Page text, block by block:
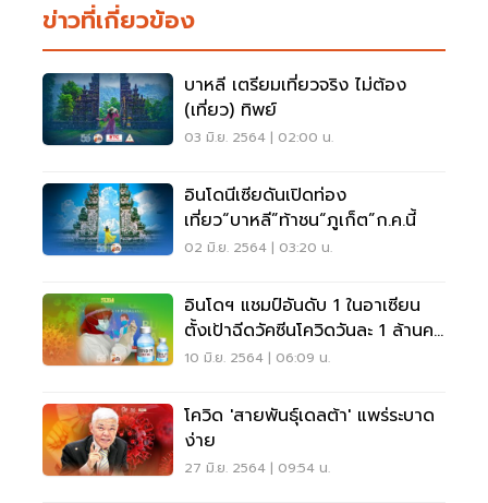
ข่าวที่เกี่ยวข้อง
บาหลี เตรียมเที่ยวจริง ไม่ต้อง
(เที่ยว) ทิพย์
03 มิ.ย. 2564 | 02:00 น.
อินโดนีเซียดันเปิดท่อง
เที่ยว“บาหลี”ท้าชน“ภูเก็ต”ก.ค.นี้
02 มิ.ย. 2564 | 03:20 น.
อินโดฯ แชมป์อันดับ 1 ในอาเซียน
ตั้งเป้าฉีดวัคซีนโควิดวันละ 1 ล้านคน
ในเดือนก.ค.
10 มิ.ย. 2564 | 06:09 น.
โควิด 'สายพันธุ์เดลต้า' แพร่ระบาด
ง่าย
27 มิ.ย. 2564 | 09:54 น.